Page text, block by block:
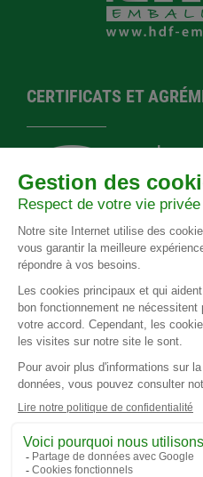
CERTIFICATS ET
F-588
NIMP 15
RÉSEAUX SOCIAUX
Protection des